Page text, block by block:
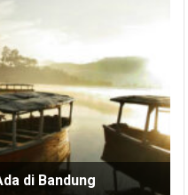
di Bandung